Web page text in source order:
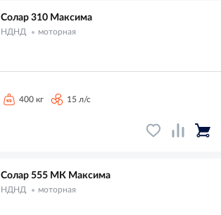
Солар 310 Максима
НДНД моторная
400 кг 15 л/с
Солар 555 МК Максима
НДНД моторная